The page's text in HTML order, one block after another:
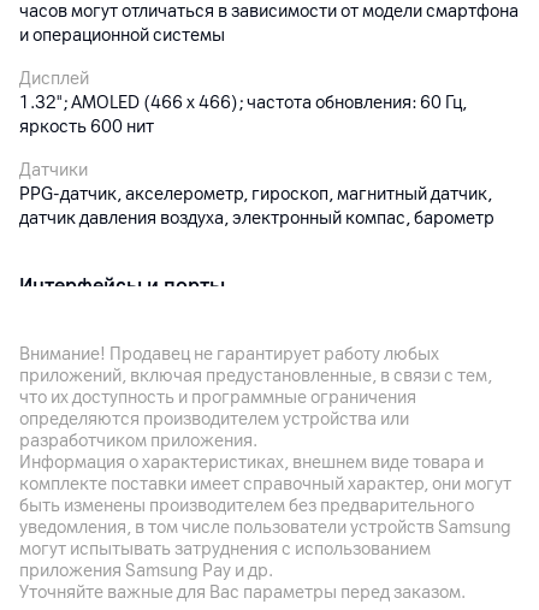
часов могут отличаться в зависимости от модели смартфона
и операционной системы
Дисплей
1.32"; AMOLED (466 x 466); частота обновления: 60 Гц,
яркость 600 нит
Датчики
PPG-датчик, акселерометр, гироскоп, магнитный датчик,
датчик давления воздуха, электронный компас, барометр
Интерфейсы и порты
5.3
Навигация
GNSS
Аккумулятор
Батарея
Li-ion 300 мАч
Время работы
Внимание! Продавец не гарантирует работу любых
приложений, включая предустановленные, в связи с тем,
что их доступность и программные ограничения
определяются производителем устройства или
разработчиком приложения.
Информация о характеристиках, внешнем виде товара и
комплекте поставки имеет справочный характер, они могут
быть изменены производителем без предварительного
уведомления, в том числе пользователи устройств Samsung
могут испытывать затруднения с использованием
приложения Samsung Pay и др.
Уточняйте важные для Вас параметры перед заказом.